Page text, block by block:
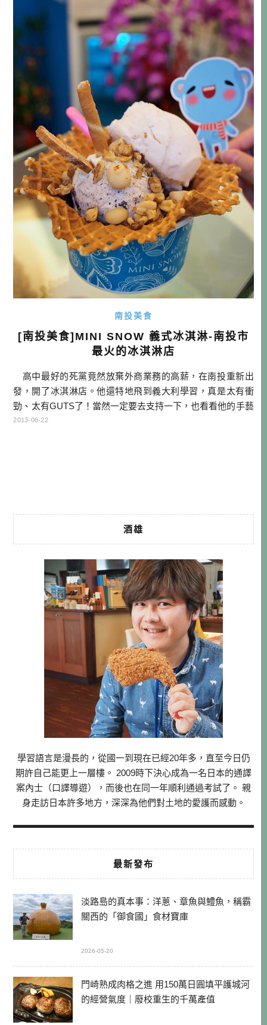
南投美食
[南投美食]MINI SNOW 義式冰淇淋-南投市
最火的冰淇淋店
高中最好的死黨竟然放棄外商業務的高薪，在南投重新出
發，開了冰淇淋店。他還特地飛到義大利學習，真是太有衝
勁、太有GUTS了！當然一定要去支持一下，也看看他的手藝
怎麼樣囉！ 從台中新開好的74號快速道路，從我家門口
2013-06-22
酒雄
學習語言是漫長的，從國一到現在已經20年多，直至今日仍
期許自己能更上一層樓。 2009時下決心成為一名日本的通譯
案內士（口譯導遊），而後也在同一年順利通過考試了。 親
身走訪日本許多地方，深深為他們對土地的愛護而感動。
最新發布
淡路島的真本事：洋蔥、章魚與鱧魚，稱霸
關西的「御食國」食材寶庫
2026-05-20
門崎熟成肉格之進 用150萬日圓填平護城河
的經營氣度｜廢校重生的千萬產值